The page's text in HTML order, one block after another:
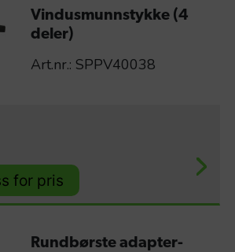
Vindusmunnstykke (4
deler)
Art.nr.: SPPV40038
for pris
Rundbørste adapter-